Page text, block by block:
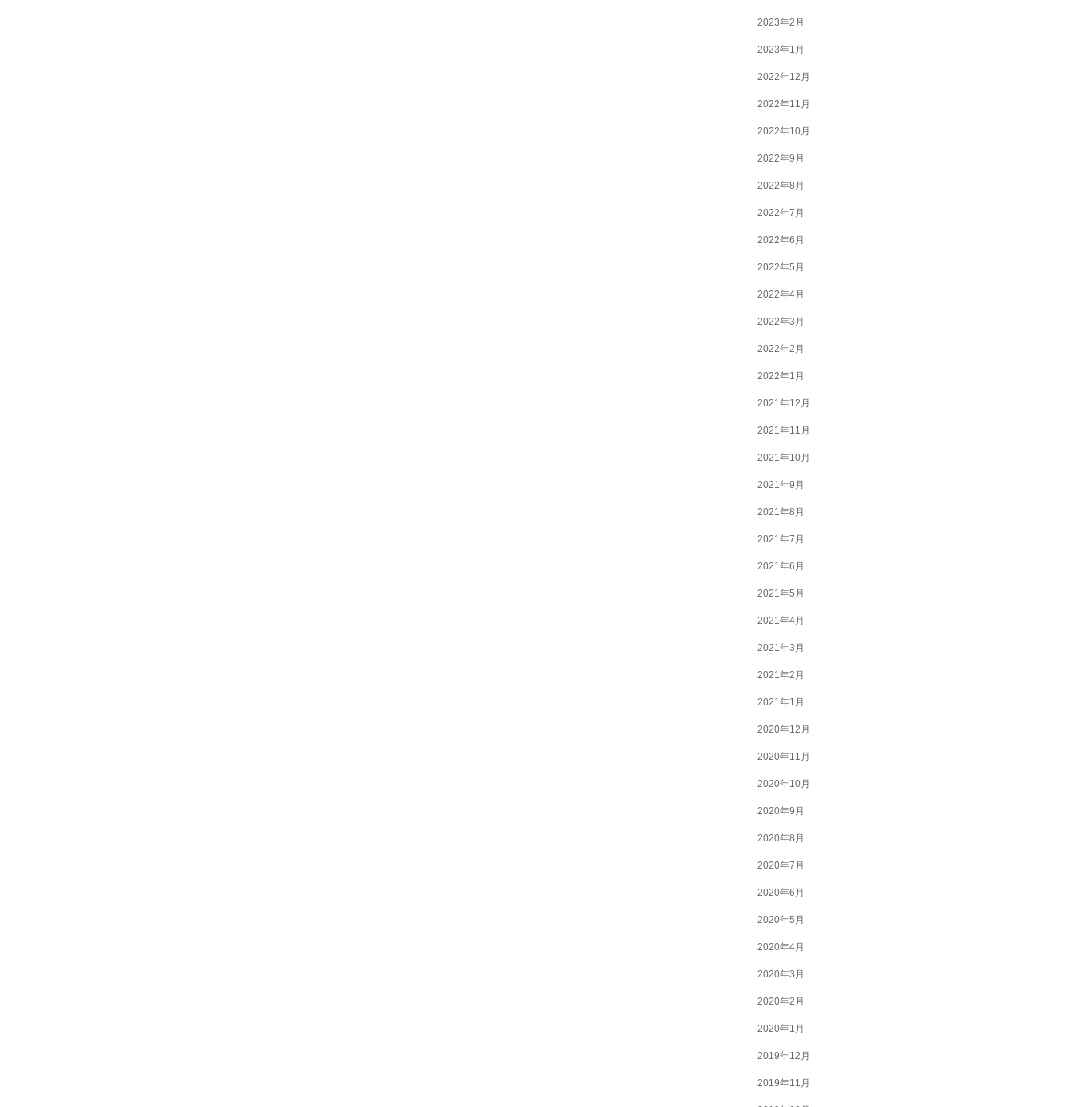
2023年2月
2023年1月
2022年12月
2022年11月
2022年10月
2022年9月
2022年8月
2022年7月
2022年6月
2022年5月
2022年4月
2022年3月
2022年2月
2022年1月
2021年12月
2021年11月
2021年10月
2021年9月
2021年8月
2021年7月
2021年6月
2021年5月
2021年4月
2021年3月
2021年2月
2021年1月
2020年12月
2020年11月
2020年10月
2020年9月
2020年8月
2020年7月
2020年6月
2020年5月
2020年4月
2020年3月
2020年2月
2020年1月
2019年12月
2019年11月